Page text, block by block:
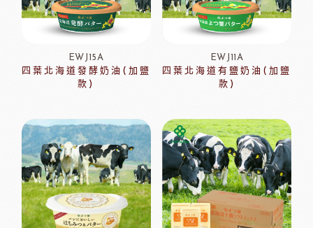
EWJ15A
四葉北海道發酵奶油(加鹽
款)
EWJ11A
四葉北海道有鹽奶油(加鹽
款)